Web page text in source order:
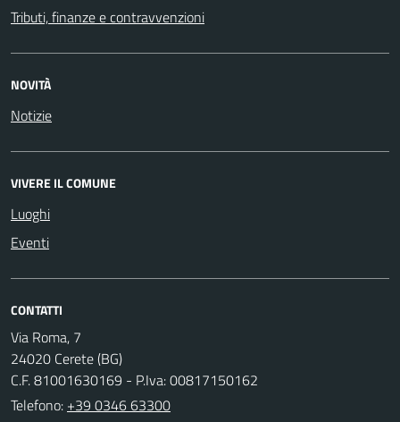
Tributi, finanze e contravvenzioni
NOVITÀ
Notizie
VIVERE IL COMUNE
Luoghi
Eventi
CONTATTI
Via Roma, 7
24020 Cerete (BG)
C.F. 81001630169 - P.Iva: 00817150162
Telefono: +39 0346 63300